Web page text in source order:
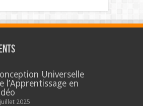
Universelle
l’Apprentissage en
2025